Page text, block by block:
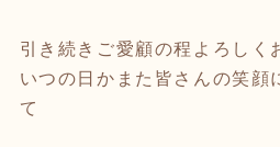
引き続きご愛顧の程よろしく
いつの日かまた皆さんの笑顔
て